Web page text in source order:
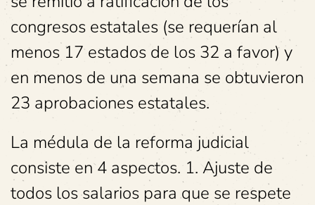
congresos estatales (se requerían al
menos 17 estados de los 32 a favor) y
en menos de una semana se obtuvieron
23 aprobaciones estatales.
La médula de la reforma judicial
consiste en 4 aspectos. 1. Ajuste de
todos los salarios para que se respete